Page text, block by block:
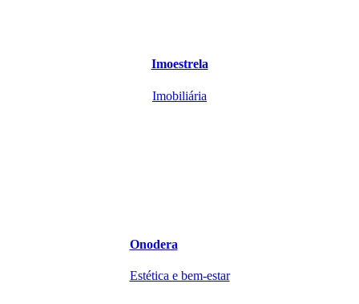
Imoestrela
Imobiliária
Onodera
Estética e bem-estar